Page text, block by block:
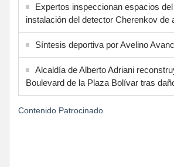
Expertos inspeccionan espacios
instalación del detector Cherenkov de
Síntesis deportiva por Avelino
Alcaldía de Alberto Adriani
Boulevard de la Plaza Bolívar tras
Contenido Patrocinado